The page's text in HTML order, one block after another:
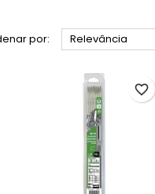
por: Relevância
favorite_border